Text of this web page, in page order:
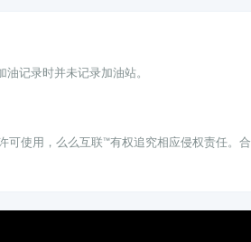
记录时并未记录加油站。
可使用，么么互联™有权追究相应侵权责任。合